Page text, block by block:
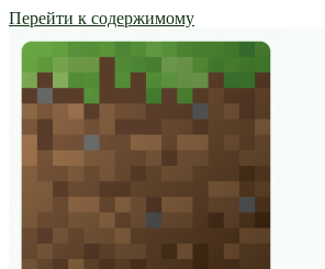
Перейти к содержимому